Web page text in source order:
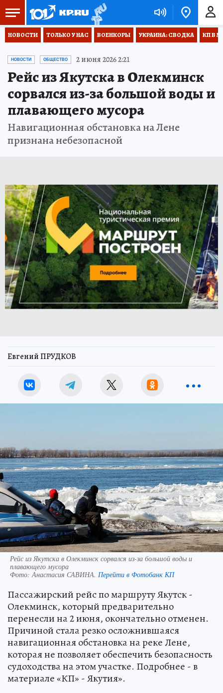
НОВОСТИ ТОЛЬКО У НАС ВОЕНКОРЫ УКРАИНА: СВОДКА КП В
НОВОСТИ ОБЩЕСТВО 2 июня 2026 2:21
Рейс из Якутска в Олекминск
сорвался из-за большой воды и
плавающего мусора
Навигационная обстановка на Лене
признана небезопасной
Евгений ПРУДКОВ
Рейс из Якутска в Олекминск сорвался из-за большой воды и
плавающего мусора
Фото:Анастасия САВИНА. Перейти в Фотобанк КП
Пассажирский рейс по маршруту Якутск -
Олекминск, который предварительно
перенесли на 2 июня, окончательно отменен.
Причиной стала резко осложнившаяся
навигационная обстановка на реке Лене,
которая не позволяет обеспечить безопасность
судоходства на этом участке. Подробнее - в
материале «КП» - Якутия».